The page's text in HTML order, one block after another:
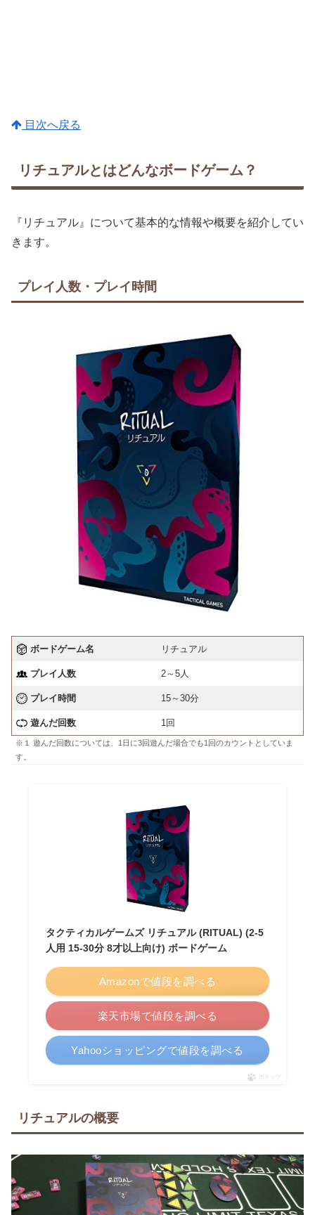
目次へ戻る
リチュアルとはどんなボードゲーム？
『リチュアル』について基本的な情報や概要を紹介してい
きます。
プレイ人数・プレイ時間
ボードゲーム名 リチュアル
プレイ人数 2～5人
プレイ時間 15～30分
遊んだ回数 1回
※１ 遊んだ回数については、1日に3回遊んだ場合でも1回のカウントとしていま
す。
タクティカルゲームズ リチュアル (RITUAL) (2-5
人用 15-30分 8才以上向け) ボードゲーム
Amazonで値段を調べる
楽天市場で値段を調べる
Yahooショッピングで値段を調べる
ポチップ
リチュアルの概要